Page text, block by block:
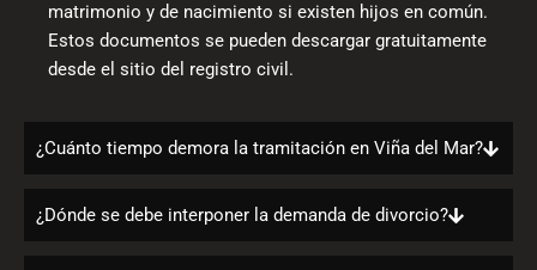
matrimonio y de nacimiento si existen hijos en común.
Estos documentos se pueden descargar gratuitamente
desde el sitio del registro civil .
¿Cuánto tiempo demora la tramitación en Viña del Mar?
¿Dónde se debe interponer la demanda de divorcio?